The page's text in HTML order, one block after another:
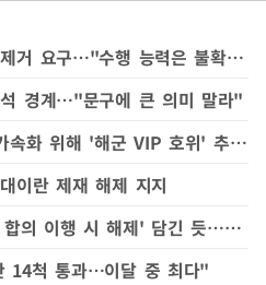
美, 이란에 호르무즈 기뢰 제거 요구…"수행 능력은 불확실"
경계…"문구에 큰 의미 말라"
"美, 호르무즈 해협 통항 가속화 위해 '해군 VIP 호위' 추진"
이란 제재 해제 지지
미·이란 MOU, '동결자산, 합의 이행 시 해제' 담긴 듯…일부 선지급 여부 촉각
14척 통과…이달 중 최다"